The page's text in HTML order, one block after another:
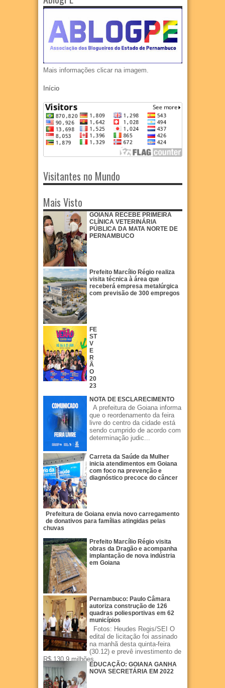
Mais informações clicar na imagem.
Início
Visitantes no Mundo
Mais Visto
GOIANA RECEBE PRIMEIRA
CLÍNICA VETERINÁRIA
PÚBLICA DA MATA NORTE DE
PERNAMBUCO
Prefeito Marcílio Régio realiza
visita técnica à área que
receberá empresa metalúrgica
com previsão de 300 empregos
FE
ST
V
E
R
Ã
O
20
23
NOTA DE ESCLARECIMENTO
A prefeitura de Goiana informa
que o reordenamento da feira
livre do centro da cidade está
sendo cumprido de acordo com
determinação judic...
Carreta da Saúde da Mulher
inicia atendimentos em Goiana
com foco na prevenção e
diagnóstico precoce do câncer
Prefeitura de Goiana envia novo carregamento
de donativos para famílias atingidas pelas
chuvas
Prefeito Marcílio Régio visita
obras da Dragão e acompanha
implantação de nova indústria
em Goiana
Pernambuco: Paulo Câmara
autoriza construção de 126
quadras poliesportivas em 62
municípios
Fotos: Heudes Regis/SEI O
edital de licitação foi assinado
na manhã desta quinta-feira
(30.12) e prevê investimento de
R$ 130,9 milhões.
EDUCAÇÃO: GOIANA GANHA
NOVA SECRETÁRIA EM 2022